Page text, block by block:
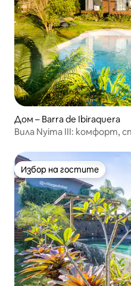
Дом – Barra de Ibiraquera
Вила Nyima III: комфорт,
Избор на гостите
Избор на гостите